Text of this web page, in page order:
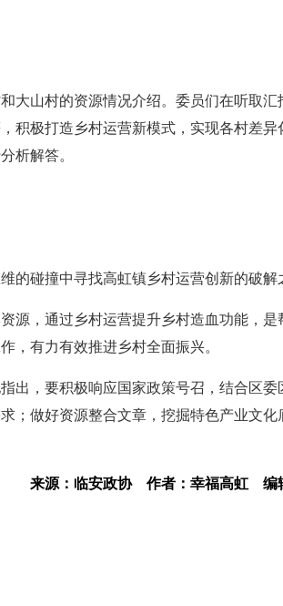
大山村的资源情况介绍。委员们在听取汇
积极打造乡村运营新模式，实现各村差异
析解答。
的碰撞中寻找高虹镇乡村运营创新的破解
源，通过乡村运营提升乡村造血功能，是
，有力有效推进乡村全面振兴。
出，要积极响应国家政策号召，结合区委
；做好资源整合文章，挖掘特色产业文化
来源：临安政协 作者：幸福高虹 编